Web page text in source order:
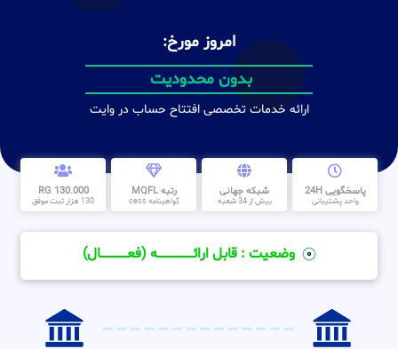
امروز مورخ:
بدون محدودیت
ارائه خدمات تخصصی افتتاح حساب در وایت
پاسخگویی 24H
واحد پشتیبانی
شبکه جهانی
بیش از 34 شعبه
رتبه MQFL
گواهینامه cess
130.000 RG
130 هزار ثبت موفق
وضعیت : قابل ارائــــــــــــــــــــه (فعـــــــــــــــال)